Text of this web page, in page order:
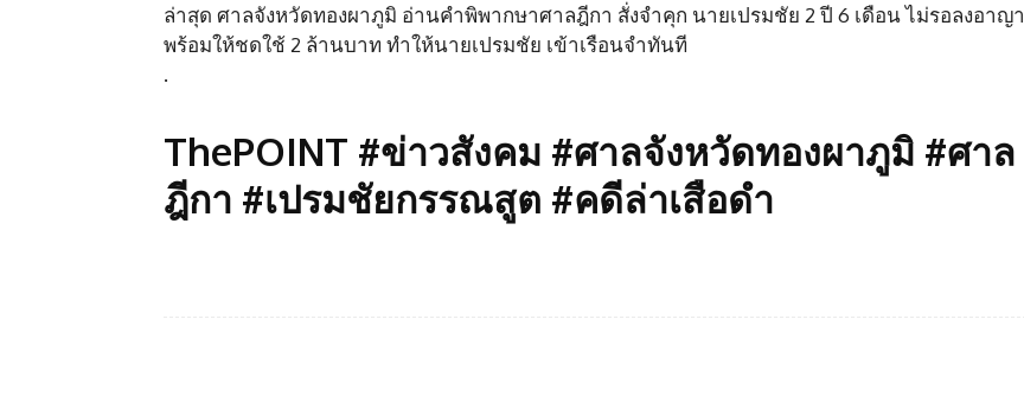
ล่าสุด ศาลจังหวัดทองผาภูมิ อ่านคำพิพากษาศาลฎีกา สั่งจำคุก นายเปรมชัย 2 ปี 6 เดือน ไม่รอลงอาญา
พร้อมให้ชดใช้ 2 ล้านบาท ทำให้นายเปรมชัย เข้าเรือนจำทันที
.
ThePOINT #ข่าวสังคม #ศาลจังหวัดทองผาภูมิ #ศาล
ฎีกา #เปรมชัยกรรณสูต #คดีล่าเสือดำ